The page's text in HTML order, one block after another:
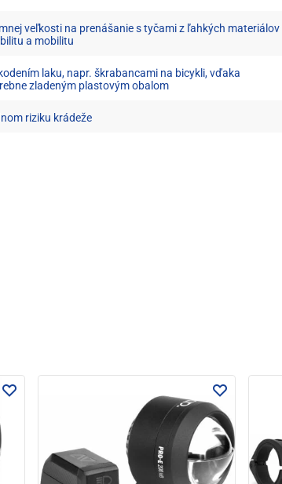
veľkosti na prenášanie s tyčami z ľahkých materiálov
a mobilitu
laku, napr. škrabancami na bicykli, vďaka
zladeným plastovým obalom
riziku krádeže